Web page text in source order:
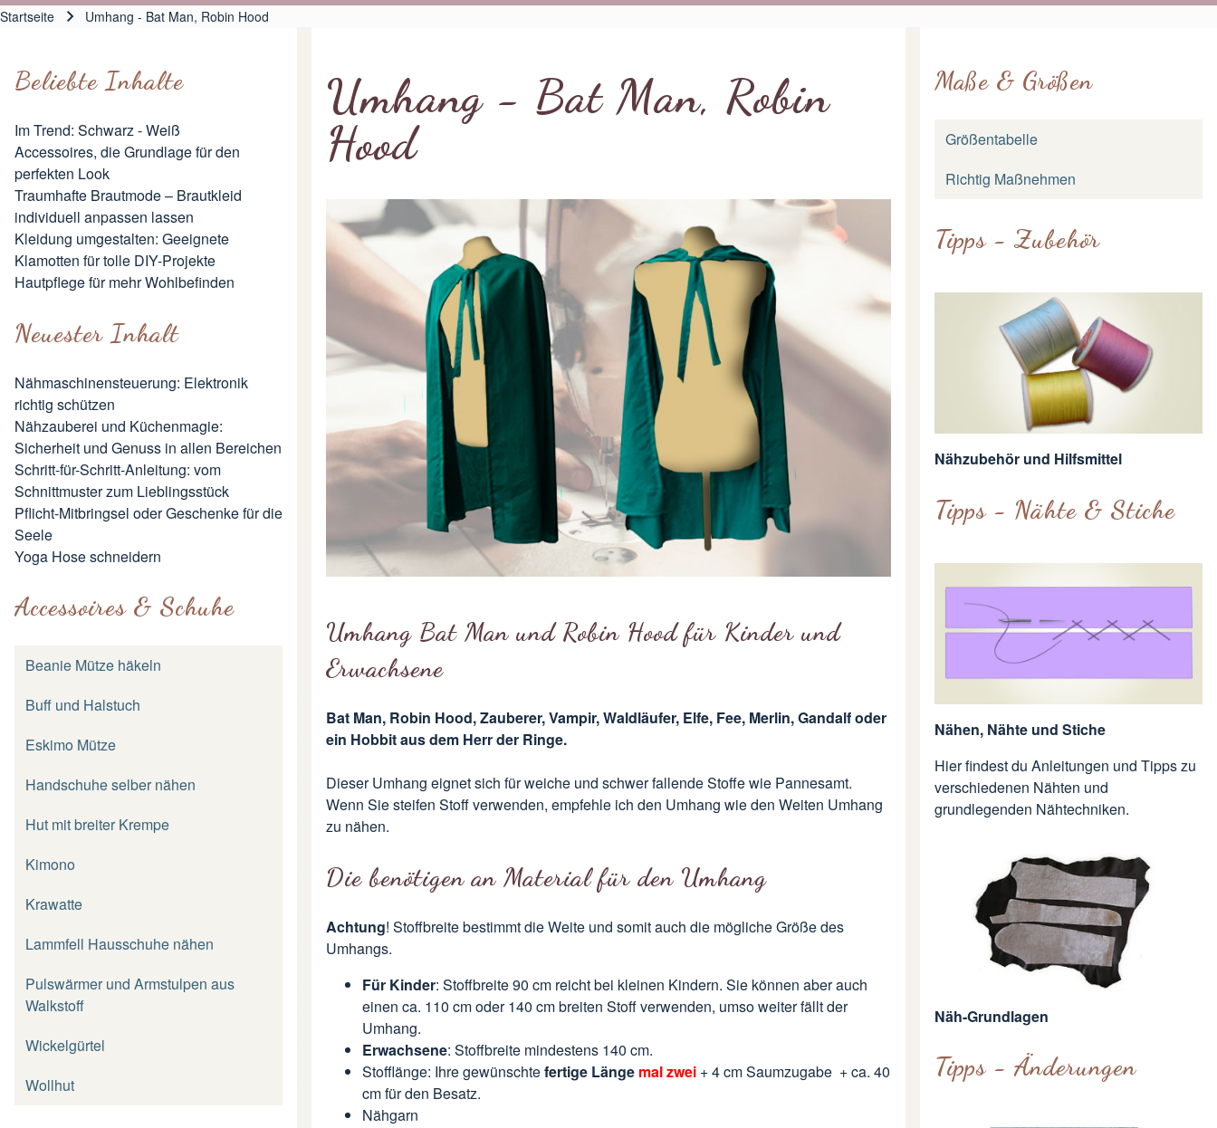
Startseite Umhang - Bat Man, Robin Hood
Beliebte Inhalte
Im Trend: Schwarz - Weiß
Accessoires, die Grundlage für den
perfekten Look
Traumhafte Brautmode – Brautkleid
individuell anpassen lassen
Kleidung umgestalten: Geeignete
Klamotten für tolle DIY-Projekte
Hautpflege für mehr Wohlbefinden
Neuester Inhalt
Nähmaschinensteuerung: Elektronik
richtig schützen
Nähzauberei und Küchenmagie:
Sicherheit und Genuss in allen Bereichen
Schritt-für-Schritt-Anleitung: vom
Schnittmuster zum Lieblingsstück
Pflicht-Mitbringsel oder Geschenke für die
Seele
Yoga Hose schneidern
Accessoires & Schuhe
Beanie Mütze häkeln
Buff und Halstuch
Eskimo Mütze
Handschuhe selber nähen
Hut mit breiter Krempe
Kimono
Krawatte
Lammfell Hausschuhe nähen
Pulswärmer und Armstulpen aus
Walkstoff
Wickelgürtel
Wollhut
Umhang - Bat Man, Robin
Hood
Umhang Bat Man und Robin Hood für Kinder und
Erwachsene
Bat Man, Robin Hood, Zauberer, Vampir, Waldläufer, Elfe, Fee, Merlin, Gandalf oder
ein Hobbit aus dem Herr der Ringe.
Dieser Umhang eignet sich für weiche und schwer fallende Stoffe wie Pannesamt.
Wenn Sie steifen Stoff verwenden, empfehle ich den Umhang wie den Weiten Umhang
zu nähen.
Die benötigen an Material für den Umhang
Achtung! Stoffbreite bestimmt die Weite und somit auch die mögliche Größe des
Umhangs.
Für Kinder: Stoffbreite 90 cm reicht bei kleinen Kindern. Sie können aber auch
einen ca. 110 cm oder 140 cm breiten Stoff verwenden, umso weiter fällt der
Umhang.
Erwachsene: Stoffbreite mindestens 140 cm.
Stofflänge: Ihre gewünschtefertige Länge mal zwei + 4 cm Saumzugabe + ca. 40
cm für den Besatz.
Nähgarn
Maße & Größen
Größentabelle
Richtig Maßnehmen
Tipps - Zubehör
Nähzubehör und Hilfsmittel
Tipps - Nähte & Stiche
Nähen, Nähte und Stiche
Hier findest du Anleitungen und Tipps zu
verschiedenen Nähten und
grundlegenden Nähtechniken.
Näh-Grundlagen
Tipps - Änderungen